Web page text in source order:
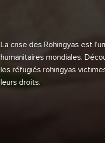
La crise des Rohingyas est
humanitaires mondiales.
les réfugiés rohingyas
leurs droits.